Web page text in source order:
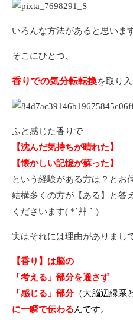
いろんな方法があると思いま
そこにひとつ、
香りでの気分転転換を取り
ふと感じた香りで
【沈んだ気持ちが晴れた】
【懐かしい記憶が蘇った】
という経験がある方は？とお
結構多くの方が【ある】と答
くださいます( *´艸｀)
実はそれには理由がありまし
【香り】は脳の
「考える」部分を通さず
「感じる」部分（大脳辺縁系
に一瞬で伝わるんです。